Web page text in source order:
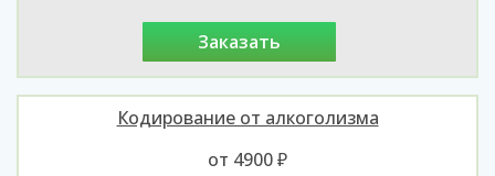
заказать
Кодирование от алкоголизма
от 4900 ₽